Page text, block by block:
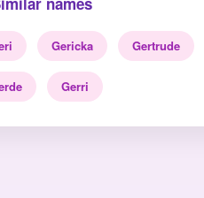
Gericka Gertrude
Gerri